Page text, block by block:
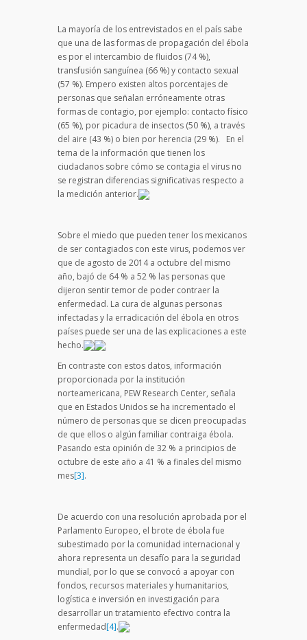
La mayoría de los entrevistados en el país sabe
que una de las formas de propagación del ébola
es por el intercambio de fluidos (74 %),
transfusión sanguínea (66 %) y contacto sexual
(57 %). Empero existen altos porcentajes de
personas que señalan erróneamente otras
formas de contagio, por ejemplo: contacto físico
(65 %), por picadura de insectos (50 %), a través
del aire (43 %) o bien por herencia (29 %). En el
tema de la información que tienen los
ciudadanos sobre cómo se contagia el virus no
se registran diferencias significativas respecto a
la medición anterior.
Sobre el miedo que pueden tener los mexicanos
de ser contagiados con este virus, podemos ver
que de agosto de 2014 a octubre del mismo
año, bajó de 64 % a 52 % las personas que
dijeron sentir temor de poder contraer la
enfermedad. La cura de algunas personas
infectadas y la erradicación del ébola en otros
países puede ser una de las explicaciones a este
hecho.
En contraste con estos datos, información
proporcionada por la institución
norteamericana, PEW Research Center, señala
que en Estados Unidos se ha incrementado el
número de personas que se dicen preocupadas
de que ellos o algún familiar contraiga ébola.
Pasando esta opinión de 32 % a principios de
octubre de este año a 41 % a finales del mismo
mes[3].
De acuerdo con una resolución aprobada por el
Parlamento Europeo, el brote de ébola fue
subestimado por la comunidad internacional y
ahora representa un desafío para la seguridad
mundial, por lo que se convocó a apoyar con
fondos, recursos materiales y humanitarios,
logística e inversión en investigación para
desarrollar un tratamiento efectivo contra la
enfermedad[4].